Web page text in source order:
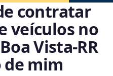
contratar
veículos no
Vista‑RR
mim